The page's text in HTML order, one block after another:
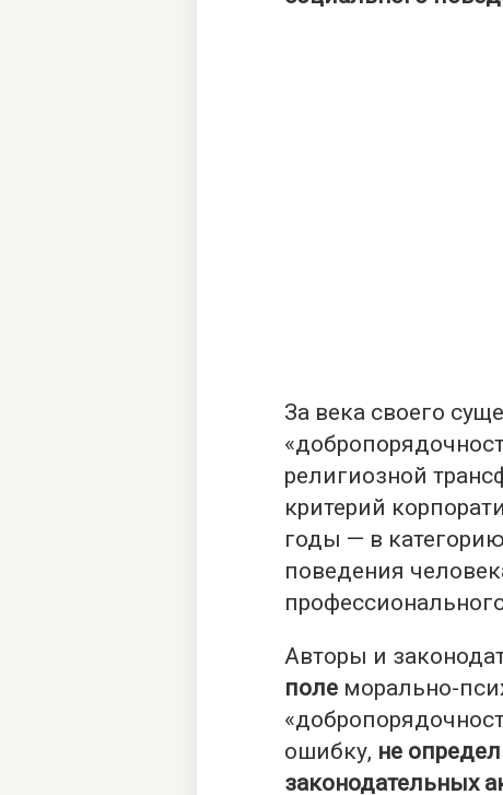
За века своего
религиозной
критерий
годы — в
поведения
Авторы и
поле морально-
ошибку, не
законодательных